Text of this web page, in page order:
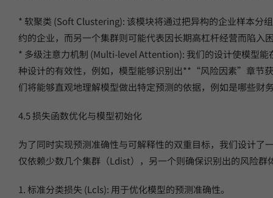
* 软聚类 (Soft Clustering): 该模块将通过把异构的企业样本分
约的企业，而另一个集群则可能代表因长期高杠杆经营而陷
* 多级注意力机制 (Multi-level Attention): 我们的设计使模型
种设计的有效性，例如，模型能够识别出**“风险因素”章节
们将能够直观地理解模型做出特定预测的依据，例如是哪些
4.5 损失函数优化与模型初始化
为了同时实现预测准确性与可解释性的双重目标，我们设计
仅依赖少数几个集群（Ldist），另一个则确保识别出的风险
1. 标准分类损失 (Lcls): 用于优化模型的预测准确性。